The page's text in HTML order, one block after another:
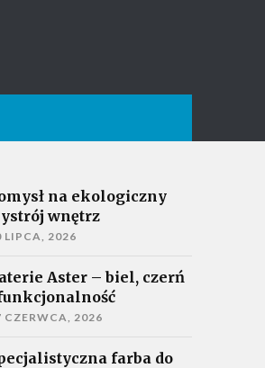
na ekologiczny
wnętrz
LIPCA, 2026
Aster – biel, czerń
CZERWCA, 2026
farba do